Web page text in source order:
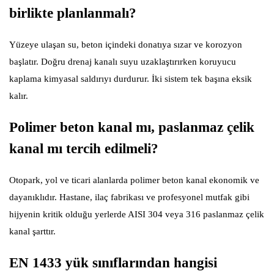
birlikte planlanmalı?
Yüzeye ulaşan su, beton içindeki donatıya sızar ve korozyon
başlatır. Doğru drenaj kanalı suyu uzaklaştırırken koruyucu
kaplama kimyasal saldırıyı durdurur. İki sistem tek başına eksik
kalır.
Polimer beton kanal mı, paslanmaz çelik
kanal mı tercih edilmeli?
Otopark, yol ve ticari alanlarda polimer beton kanal ekonomik ve
dayanıklıdır. Hastane, ilaç fabrikası ve profesyonel mutfak gibi
hijyenin kritik olduğu yerlerde AISI 304 veya 316 paslanmaz çelik
kanal şarttır.
EN 1433 yük sınıflarından hangisi